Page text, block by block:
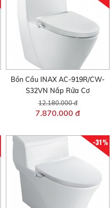
Bồn Cầu INAX AC-919R/CW-
S32VN Nắp Rửa Cơ
12.180.000 đ
7.870.000 đ
-31%